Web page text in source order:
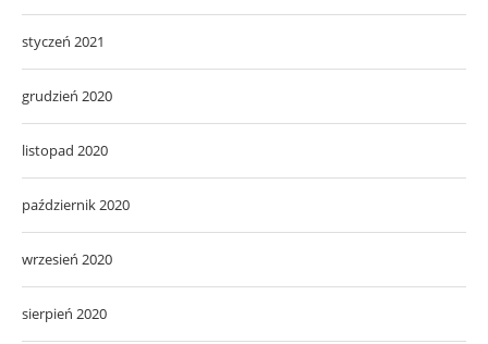
styczeń 2021
grudzień 2020
listopad 2020
październik 2020
wrzesień 2020
sierpień 2020